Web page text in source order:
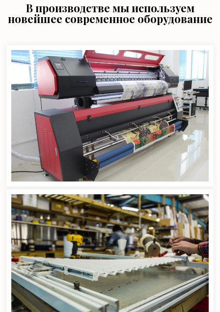
В производстве мы используем
новейшее современное оборудование